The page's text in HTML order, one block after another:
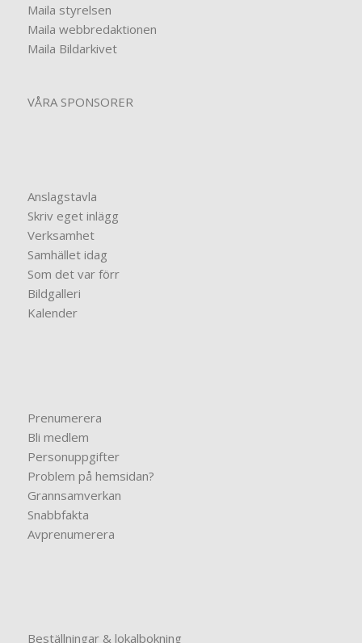
Maila styrelsen
Maila webbredaktionen
Maila Bildarkivet
VÅRA SPONSORER
Anslagstavla
Skriv eget inlägg
Verksamhet
Samhället idag
Som det var förr
Bildgalleri
Kalender
Prenumerera
Bli medlem
Personuppgifter
Problem på hemsidan?
Grannsamverkan
Snabbfakta
Avprenumerera
Beställningar & lokalbokning